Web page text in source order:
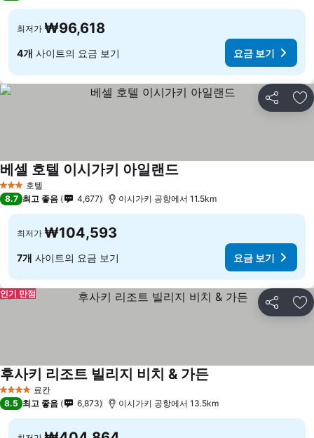
최저가 ₩96,618
4개 사이트의 요금 보기 요금 보기
공유 즐
3 성급 호텔
베셀 호텔 이시가키 아일랜드요금 보기
8.7 최고 좋음 4,677 이시가키 공항에서 11.5km
최저가 ₩104,593
7개 사이트의 요금 보기 요금 보기
공유 즐
인기 만점
4 성급 료칸
후사키 리조트 빌리지 비치 & 가든
8.5 최고 좋음 6,873 이시가키 공항에서 13.5km